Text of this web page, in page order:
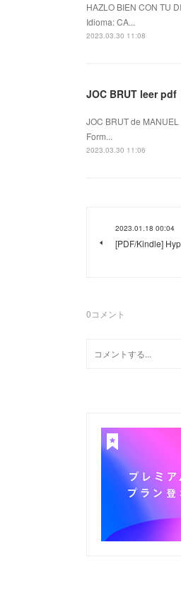
HAZLO BIEN CON TU
Idioma: CA...
2023.03.30 11:08
JOC BRUT leer pdf
JOC BRUT de
Form...
2023.03.30 11:06
2023.01.18 00:04
[PDF/Kindle]
0コメント